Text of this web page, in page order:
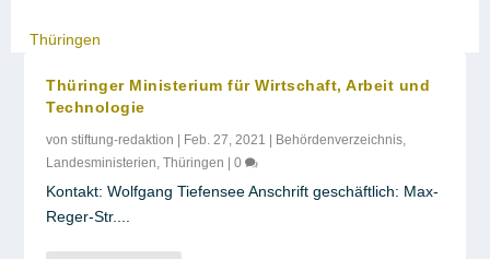
Thüringen
Thüringer Ministerium für Wirtschaft, Arbeit und
Technologie
vonstiftung-redaktion | Feb. 27, 2021 | Behördenverzeichnis
Landesministerien ,Thüringen |0
Kontakt: Wolfgang Tiefensee Anschrift geschäftlich: Max-
Reger-Str....